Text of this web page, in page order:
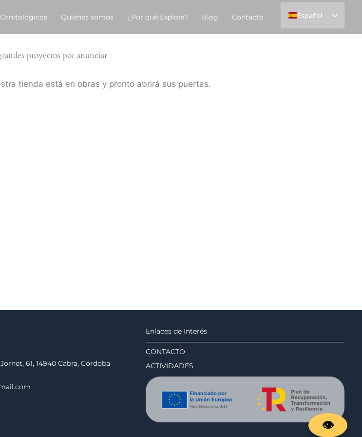
Quiénes somos ¿Por qué Explora? Blog Contacto
Español
proyectos por anunciar
tienda está en obras y pronto abrirá sus puertas.
61, 14940 Cabra, Córdoba
Enlaces de Interés
CONTACTO
ACTIVIDADES